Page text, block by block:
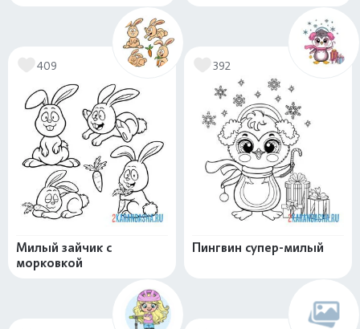
409
Милый зайчик с
морковкой
392
Пингвин супер-милый